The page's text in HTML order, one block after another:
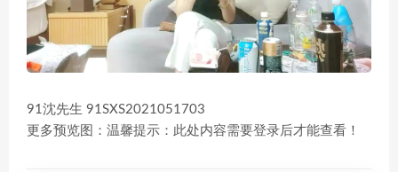
91沈先生 91SXS2021051703
更多预览图：温馨提示：此处内容需要登录后才能查看！